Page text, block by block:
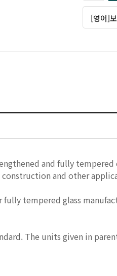
[영어]
and fully tempered
and other
tempered glass
The units given in